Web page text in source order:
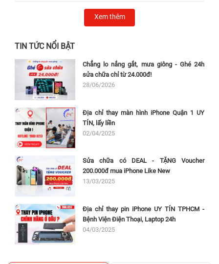
Xem thêm
TIN TỨC NỔI BẬT
Chẳng lo nắng gắt, mưa giông - Ghé 24h
sửa chữa chỉ từ 24.000đ!
28/06/2026
Địa chỉ thay màn hình iPhone Quận 1 UY
TÍN, lấy liền
02/04/2025
Sửa chữa có DEAL - TẶNG Voucher
200.000đ mua iPhone Like New
13/03/2025
Địa chỉ thay pin iPhone UY TÍN TPHCM -
Bệnh Viện Điện Thoại, Laptop 24h
04/03/2025